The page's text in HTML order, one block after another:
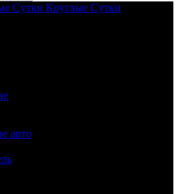
Круглые Сутки
авто